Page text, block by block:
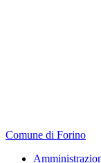
Comune di Forino